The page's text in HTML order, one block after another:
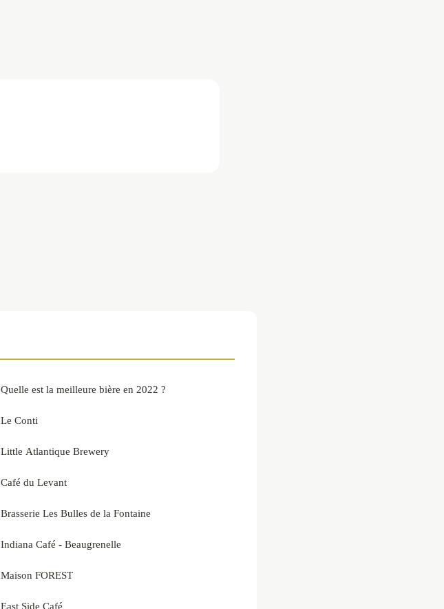
Quelle est la meilleure bière en 2022 ?
Le Conti
Little Atlantique Brewery
Café du Levant
Brasserie Les Bulles de la Fontaine
Indiana Café - Beaugrenelle
Maison FOREST
East Side Café